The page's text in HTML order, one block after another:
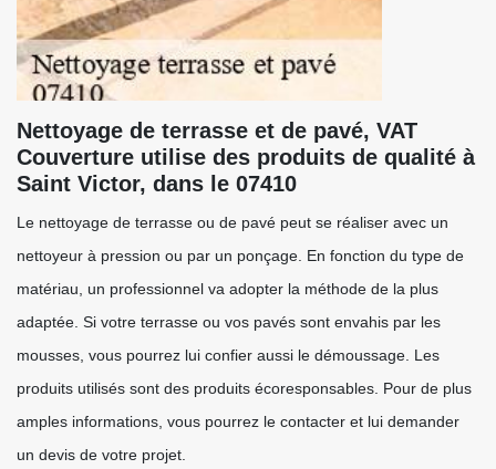
Nettoyage de terrasse et de pavé, VAT
Couverture utilise des produits de qualité à
Saint Victor, dans le 07410
Le nettoyage de terrasse ou de pavé peut se réaliser avec un
nettoyeur à pression ou par un ponçage. En fonction du type de
matériau, un professionnel va adopter la méthode de la plus
adaptée. Si votre terrasse ou vos pavés sont envahis par les
mousses, vous pourrez lui confier aussi le démoussage. Les
produits utilisés sont des produits écoresponsables. Pour de plus
amples informations, vous pourrez le contacter et lui demander
un devis de votre projet.